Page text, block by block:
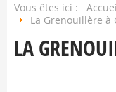
Vous êtes ici :
La Grenouillère à
LA